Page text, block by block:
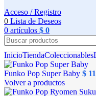
Acceso / Registro
0 Lista de Deseos
0 artículos $ 0
InicioTiendaColeccionables
Funko Pop Super Baby $
Volver a productos